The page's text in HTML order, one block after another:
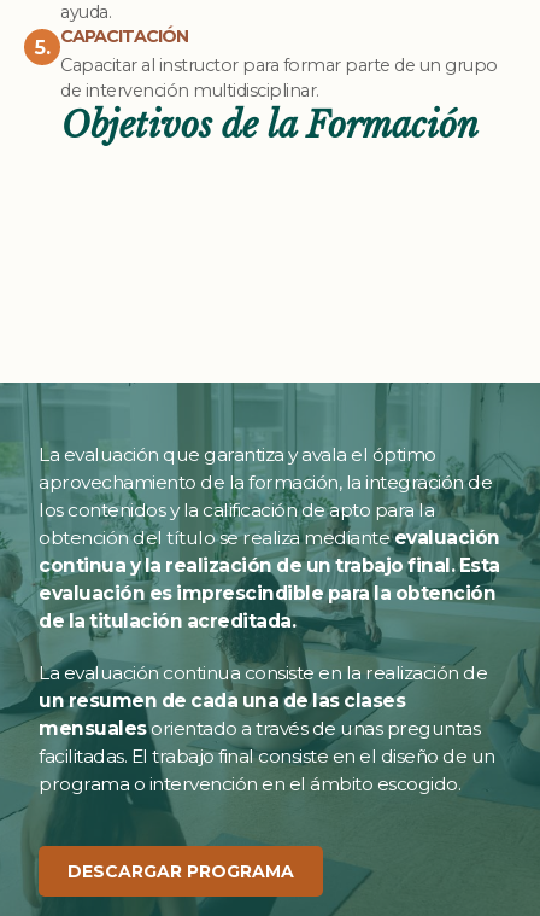
Objetivos de la Formación
ayuda.
5. CAPACITACIÓN
Capacitar al instructor para formar parte de un grupo
de intervención multidisciplinar.
La evaluación que garantiza y avala el óptimo
aprovechamiento de la formación, la integración de
los contenidos y la calificación de apto para la
obtención del título se realiza medianteevaluación
continua y la realización de un trabajo final. Esta
evaluación es imprescindible para la obtención
de la titulación acreditada.
La evaluación continua consiste en la realización de
un resumen de cada una de las clases
mensualesorientado a través de unas preguntas
facilitadas. El trabajo final consiste en el diseño de un
programa o intervención en el ámbito escogido.
DESCARGAR PROGRAMA